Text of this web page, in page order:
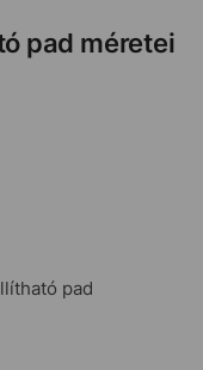
pad méretei
pad